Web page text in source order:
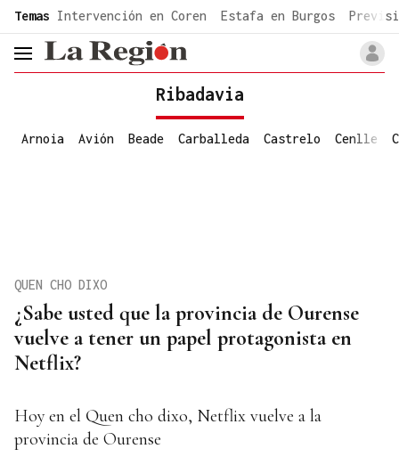
common.go-to-content
Temas Intervención en Coren Estafa en Burgos
header.menu.open
Ribadavia
Arnoia Avión Beade Carballeda Castrelo Cenlle
¿Sabe usted que la provincia de Ourense
vuelve a tener un papel protagonista en
Netflix?
QUEN CHO DIXO
Hoy en el Quen cho dixo, Netflix vuelve a la
provincia de Ourense